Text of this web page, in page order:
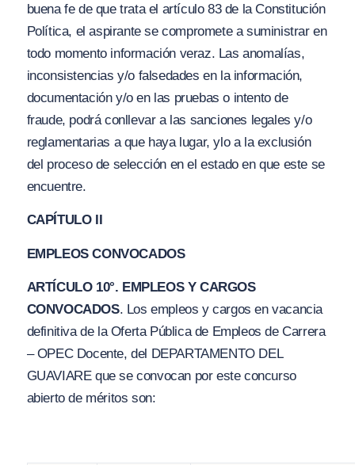
buena fe de que trata el artículo 83 de la Constitución
Política, el aspirante se compromete a suministrar en
todo momento información veraz. Las anomalías,
inconsistencias y/o falsedades en la información,
documentación y/o en las pruebas o intento de
fraude, podrá conllevar a las sanciones legales y/o
reglamentarias a que haya lugar, ylo a la exclusión
del proceso de selección en el estado en que este se
encuentre.
CAPÍTULO II
EMPLEOS CONVOCADOS
ARTÍCULO 10°. EMPLEOS Y CARGOS
CONVOCADOS. Los empleos y cargos en vacancia
definitiva de la Oferta Pública de Empleos de Carrera
– OPEC Docente, del DEPARTAMENTO DEL
GUAVIARE que se convocan por este concurso
abierto de méritos son: